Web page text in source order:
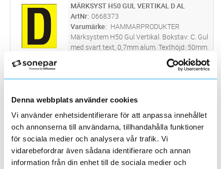
Denna webbplats använder cookies
Vi använder enhetsidentifierare för att anpassa innehållet
och annonserna till användarna, tillhandahålla funktioner
för sociala medier och analysera vår trafik. Vi
vidarebefordrar även sådana identifierare och annan
information från din enhet till de sociala medier och
Skylt tecken anpassat att skapa text med
bottenplatta 0668510. Screentryckt samt
skyddslackad med klarlack för...läs mer
ST Lägg i kundvagn
MÄRKSYST H50 GUL VERTIKAL D AL
ArtNr 0668373
Varumärke
HAMMARPRODUKTER
Märksystem H50 Gul Vertikal. Bokstav: C. Gul
med svart text, 0,7mm alum. Texthöjd: 50mm.
Skylt tecken anpassat att skapa text med
bottenplatta 0668510. Screentryckt samt
skyddslackad med klarlack för...läs mer
MÄRKSYST H50 GUL VERTIKAL E AL
Varumärke HAMMARPRODUKTER
med svart text, 0,7mm alum. Texthöjd: 50mm.
Skylt tecken anpassat att skapa text med
bottenplatta 0668510. Screentryckt samt
skyddslackad med klarlack för
ST Lägg i kundvagn
MÄRKSYST H50 GUL VERTIKAL F AL
ArtNr 0668375
Varumärke HAMMARPRODUKTER
Märksystem H50 Gul Vertikal. Bokstav: F. Gul
Skylt tecken anpassat att skapa text med